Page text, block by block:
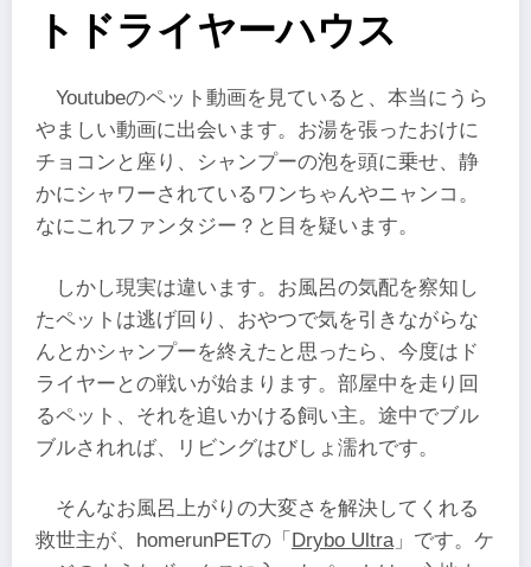
トドライヤーハウス
Youtubeのペット動画を見ていると、本当にうら
やましい動画に出会います。お湯を張ったおけに
チョコンと座り、シャンプーの泡を頭に乗せ、静
かにシャワーされているワンちゃんやニャンコ。
なにこれファンタジー？と目を疑います。
しかし現実は違います。お風呂の気配を察知し
たペットは逃げ回り、おやつで気を引きながらな
んとかシャンプーを終えたと思ったら、今度はド
ライヤーとの戦いが始まります。部屋中を走り回
るペット、それを追いかける飼い主。途中でブル
ブルされれば、リビングはびしょ濡れです。
そんなお風呂上がりの大変さを解決してくれる
救世主が、homerunPETの「 Drybo Ultra」です。ケ